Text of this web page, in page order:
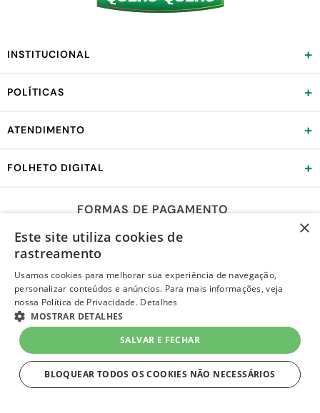
INSTITUCIONAL +
POLÍTICAS +
ATENDIMENTO +
FOLHETO DIGITAL +
FORMAS DE PAGAMENTO
REDES SOCIAIS
LOJA SEGURA
×
Este site utiliza cookies de
rastreamento
Usamos cookies para melhorar sua experiência de navegação,
personalizar conteúdos e anúncios. Para mais informações, veja
nossa Política de Privacidade. Detalhes
MOSTRAR DETALHES
SALVAR E FECHAR
BLOQUEAR TODOS OS COOKIES NÃO NECESSÁRIOS